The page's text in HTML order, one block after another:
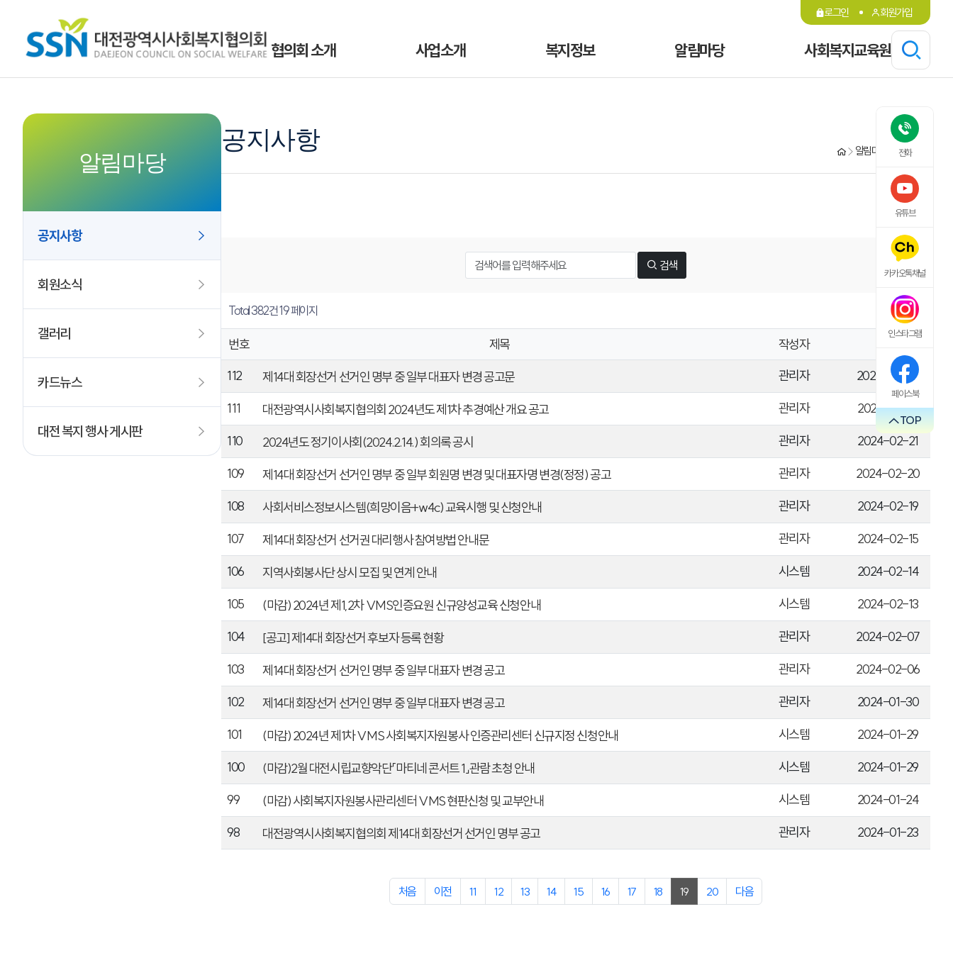
전화
유튜브
카카오톡채널
인스타그램
페이스북
TOP
로그인 회원가입
협의회 소개 사업소개 복지정보 알림마당 사회복지교육원
알림마당
공지사항
회원소식
갤러리
카드뉴스
대전 복지 행사 게시판
공지사항 알림마당 공지사항
검색
Total 382건19 페이지
번호 제목 작성자
112
제14대 회장선거 선거인 명부 중 일부 대표자 변경 공고문 관리자
2024-02-23
111
대전광역시사회복지협의회 2024년도 제1차 추경예산 개요 공고 관리자
2024-02-21
110
2024년도 정기이사회(2024.2.14.) 회의록 공시 관리자
2024-02-21
109
제14대 회장선거 선거인 명부 중 일부 회원명 변경 및 대표자명 변경(정정) 공고 관리자
2024-02-20
108
사회서비스정보시스템(희망이음+w4c) 교육시행 및 신청안내 관리자
2024-02-19
107
제14대 회장선거 선거권 대리행사 참여방법 안내문 관리자
2024-02-15
106
지역사회봉사단 상시 모집 및 연계 안내 시스템
2024-02-14
105
(마감) 2024년 제1,2차 VMS인증요원 신규양성교육 신청안내 시스템
2024-02-13
104
[공고] 제14대 회장선거 후보자 등록 현황 관리자
2024-02-07
103
제14대 회장선거 선거인 명부 중 일부 대표자 변경 공고 관리자
2024-02-06
102
제14대 회장선거 선거인 명부 중 일부 대표자 변경 공고 관리자
2024-01-30
101
(마감) 2024년 제1차 VMS 사회복지자원봉사 인증관리센터 신규지정 신청안내 시스템
2024-01-29
100
(마감)2월 대전시립교향악단「마티네 콘서트 1」관람 초청 안내 시스템
2024-01-29
99
(마감) 사회복지자원봉사관리센터 VMS 현판신청 및 교부안내 시스템
2024-01-24
98
대전광역시사회복지협의회 제14대 회장선거 선거인 명부 공고 관리자 2024-01-23
처음 이전 11 12 13 14 15 16 17 18 19 20 다음